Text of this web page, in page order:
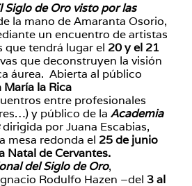
Siglo de Oro visto por las
la mano de Amaranta Osorio,
un encuentro de artistas
que tendrá lugar el 20 y el 21
que deconstruyen la visión
áurea. Abierta al público
María la Rica
entre profesionales
y público de la Academia
dirigida por Juana Escabias,
mesa redonda el 25 de junio
Natal de Cervantes.
del Siglo de Oro,
Rodulfo Hazen –del 3 al